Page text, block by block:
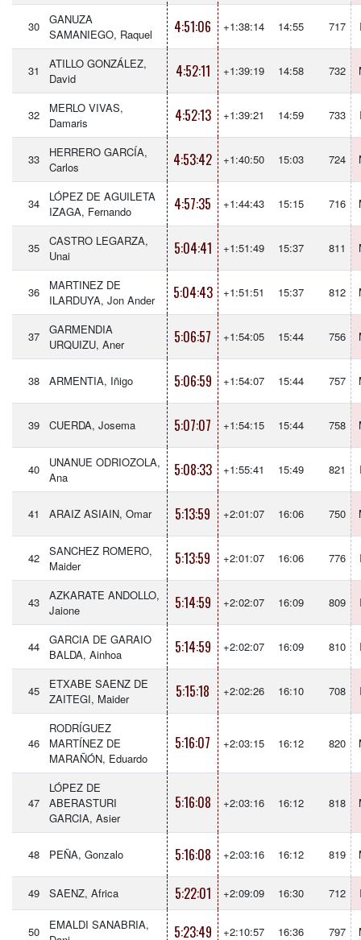
30
GANUZA
SAMANIEGO, Raquel
4:51:06 +1:38:14 14:55 717
31
ATILLO GONZÁLEZ,
David
4:52:11 +1:39:19 14:58 732
32
MERLO VIVAS,
Damaris
4:52:13 +1:39:21 14:59 733
33
HERRERO GARCÍA,
Carlos
4:53:42 +1:40:50 15:03 724
34
LÓPEZ DE AGUILETA
IZAGA, Fernando
4:57:35 +1:44:43 15:15 716
35
CASTRO LEGARZA,
Unai
5:04:41 +1:51:49 15:37 811
36
MARTINEZ DE
ILARDUYA, Jon Ander
5:04:43 +1:51:51 15:37 812
37
GARMENDIA
URQUIZU, Aner
5:06:57 +1:54:05 15:44 756
38 ARMENTIA, Iñigo 5:06:59 +1:54:07 15:44 757
39 CUERDA, Josema 5:07:07 +1:54:15 15:44 758
40
UNANUE ODRIOZOLA,
Ana
5:08:33 +1:55:41 15:49 821
41 ARAIZ ASIAIN, Omar 5:13:59 +2:01:07 16:06 750
42
SANCHEZ ROMERO,
Maider
5:13:59 +2:01:07 16:06 776
43
AZKARATE ANDOLLO,
Jaione
5:14:59 +2:02:07 16:09 809
44
GARCIA DE GARAIO
BALDA, Ainhoa
5:14:59 +2:02:07 16:09 810
45
ETXABE SAENZ DE
ZAITEGI, Maider
5:15:18 +2:02:26 16:10 708
46
RODRÍGUEZ
MARTÍNEZ DE
MARAÑÓN, Eduardo
5:16:07 +2:03:15 16:12 820
47
LÓPEZ DE
ABERASTURI
GARCIA, Asier
5:16:08 +2:03:16 16:12 818
48 PEÑA, Gonzalo 5:16:08 +2:03:16 16:12 819
49 SAENZ, Africa 5:22:01 +2:09:09 16:30 712
50
EMALDI SANABRIA,
5:23:49 +2:10:57 16:36 797